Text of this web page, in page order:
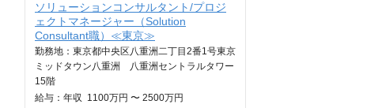
ソリューションコンサルタント/プロジ
ェクトマネージャー（Solution
Consultant職）≪東京≫
勤務地：東京都中央区八重洲二丁目2番1号東京
ミッドタウン八重洲 八重洲セントラルタワー
15階
給与： 年収 1100万円 〜 2500万円